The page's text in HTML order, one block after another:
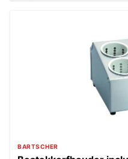
BARTSCHER